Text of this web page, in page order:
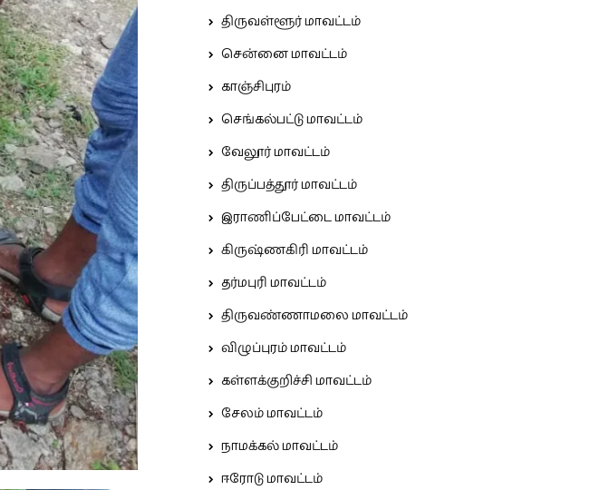
திருவள்ளூர் மாவட்டம்
சென்னை மாவட்டம்
காஞ்சிபுரம்
செங்கல்பட்டு மாவட்டம்
வேலூர் மாவட்டம்
திருப்பத்தூர் மாவட்டம்
இராணிப்பேட்டை மாவட்டம்
கிருஷ்ணகிரி மாவட்டம்
தர்மபுரி மாவட்டம்
திருவண்ணாமலை மாவட்டம்
விழுப்புரம் மாவட்டம்
கள்ளக்குறிச்சி மாவட்டம்
சேலம் மாவட்டம்
நாமக்கல் மாவட்டம்
ஈரோடு மாவட்டம்